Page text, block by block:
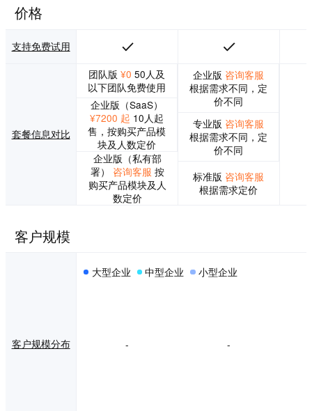
解决方案。 2020
年，ONES 收购国
内知名团队协作工
具 Tower，实现小
团队到中大型企业
的全方位覆盖，为
各类项目管理场景
到专业研发管理提
供一站式解决方
案。2021年，ONE
S 收购知名文档工
具为知笔记，打造
新一代企业级知识
量开发者社区。
价格
支持免费试用
套餐信息对比
团队版 ¥0 50人及
以下团队免费使用
企业版（SaaS）
¥7200 起 10人起
售，按购买产品模
块及人数定价
企业版（私有部
署） 咨询客服 按
购买产品模块及人
数定价
企业版 咨询客服
根据需求不同，定
价不同
专业版 咨询客服
根据需求不同，定
价不同
标准版 咨询客服
根据需求定价
客户规模
客户规模分布
大型企业 中型企业 小型企业
- -